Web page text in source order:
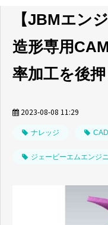
【JBMエン
造形専用
率加工を後押
2023-08-08 11:29
ナレッジ
ジェービーエムエンジ